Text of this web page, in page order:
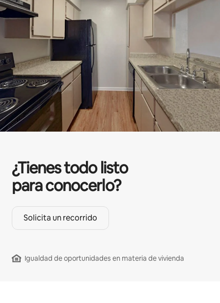
¿Tienes todo listo
para conocerlo?
Solicita un recorrido
Igualdad de oportunidades en materia de vivienda